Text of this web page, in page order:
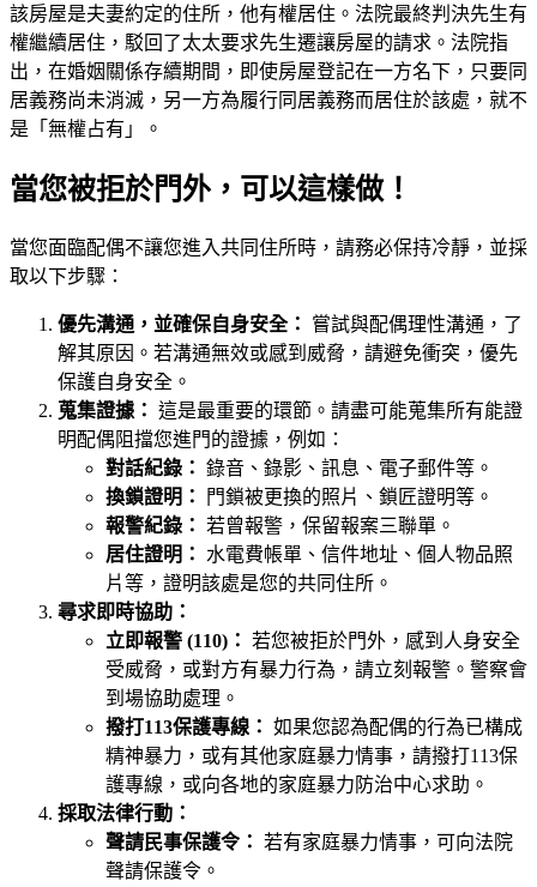
該房屋是夫妻約定的住所，他有權居住。法院最終判決先生有
權繼續居住，駁回了太太要求先生遷讓房屋的請求。法院指
出，在婚姻關係存續期間，即使房屋登記在一方名下，只要同
居義務尚未消滅，另一方為履行同居義務而居住於該處，就不
是「無權占有」。
當您被拒於門外，可以這樣做！
當您面臨配偶不讓您進入共同住所時，請務必保持冷靜，並採
取以下步驟：
優先溝通，並確保自身安全：
嘗試與配偶理性溝通，了
解其原因。若溝通無效或感到威脅，請避免衝突，優先
保護自身安全。
蒐集證據： 這是最重要的環節。請盡可能蒐集所有能證
明配偶阻擋您進門的證據，例如：
對話紀錄： 錄音、錄影、訊息、電子郵件等。
換鎖證明：
門鎖被更換的照片、鎖匠證明等。
報警紀錄： 若曾報警，保留報案三聯單。
居住證明：
水電費帳單、信件地址、個人物品照
片等，證明該處是您的共同住所。
尋求即時協助：
立即報警 (110)： 若您被拒於門外，感到人身安全
受威脅，或對方有暴力行為，請立刻報警。警察會
到場協助處理。
撥打113保護專線： 如果您認為配偶的行為已構成
精神暴力，或有其他家庭暴力情事，請撥打113保
護專線，或向各地的家庭暴力防治中心求助。
採取法律行動：
聲請民事保護令： 若有家庭暴力情事，可向法院
聲請保護令。